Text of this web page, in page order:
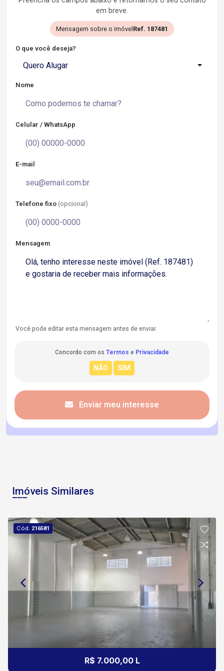
em breve.
Mensagem sobre o imóvel Ref. 187481
O que você deseja?
Quero Alugar
Nome
Celular / WhatsApp
E-mail
Telefone fixo (opcional)
Mensagem
Você pode editar esta mensagem antes de enviar.
Concordo com os Termos e Privacidade
Enviar meu interesse
Imóveis Similares
Cód. 216581
R$ 7.000,00 L